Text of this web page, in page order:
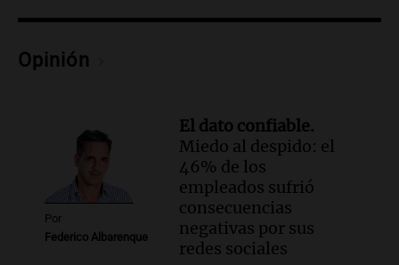
cárcel federal de máxima seguridad:
Noticias Rosario
propiedad privada sin controvertido
capítulo de tierras hoy a las 14 horas
Noticias
Episodios
Audio.
Asesinan a influencer mexicano
César Gastelum durante transmisión en
vivo en Culiacán, Sinaloa
Opinión
Por
Federico Albarenque
El dato confiable.
Miedo al despido: el
46% de los
empleados sufrió
consecuencias
negativas por sus
redes sociales